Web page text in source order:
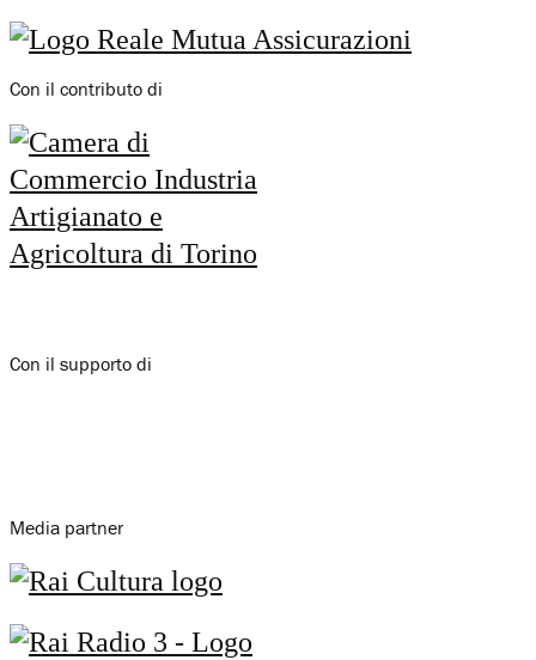
Con il contributo di
Con il supporto di
Media partner